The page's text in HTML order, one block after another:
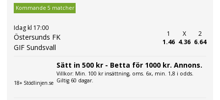
Kommande 5 matcher
Idag kl 17:00
Östersunds FK
GIF Sundsvall
1
1.46
X
4.36
2
6.64
18+ Stödlinjen.se
Sätt in 500 kr - Betta för 1000 kr. Annons.
Villkor: Min. 100 kr insättning, oms. 6x, min. 1,8 i odds.
Giltig 60 dagar.